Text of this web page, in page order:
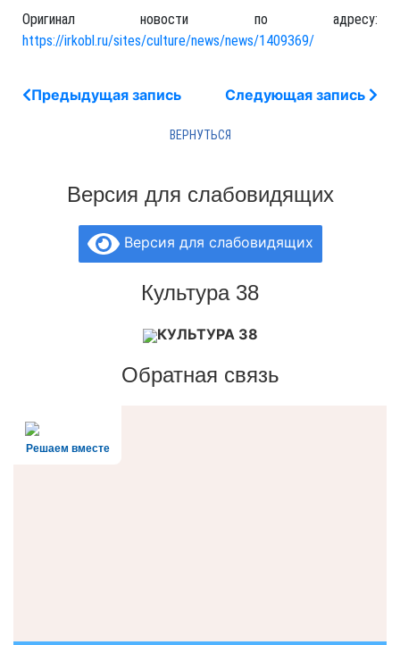
Оригинал новости по адресу:
https://irkobl.ru/sites/culture/news/news/1409369/
Предыдущая запись Следующая запись
Версия для слабовидящих
Версия для слабовидящих
Культура 38
КУЛЬТУРА 38
Обратная связь
Решаем вместе